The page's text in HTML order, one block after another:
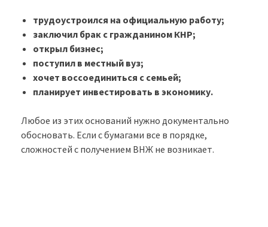
трудоустроился на официальную работу;
заключил брак с гражданином КНР;
открыл бизнес;
поступил в местный вуз;
хочет воссоединиться с семьей;
планирует инвестировать в экономику.
Любое из этих оснований нужно документально
обосновать. Если с бумагами все в порядке,
сложностей с получением ВНЖ не возникает.